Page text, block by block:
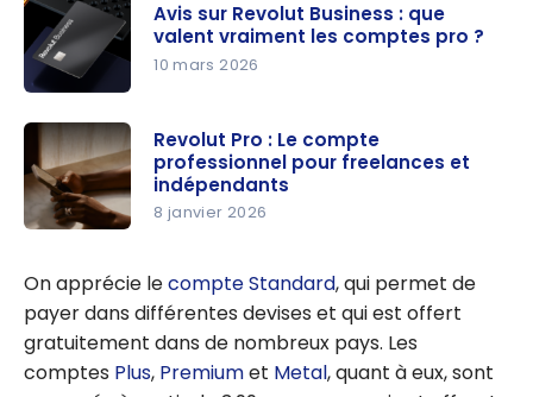
Revolut
Business :
que valent
vraiment
comptes
pro ?
Avis sur Revolut Business : que
valent vraiment les comptes pro ?
10 mars 2026
Pro : Le
compte
profession
nel pour
Revolut Pro : Le compte
professionnel pour freelances et
indépendants
8 janvier 2026
On apprécie lecompte Standard, qui permet de
payer dans différentes devises et qui est offert
gratuitement dans de nombreux pays. Les
comptes Plus, Premiumet Metal, quant à eux, sont